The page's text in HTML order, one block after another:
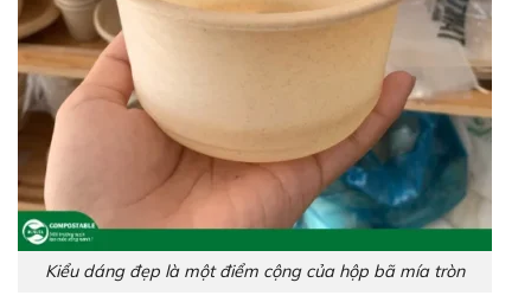
Kiểu dáng đẹp là một điểm cộng của hộp bã mía tròn